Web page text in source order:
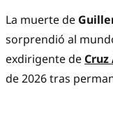
La muerte de
sorprendió al
exdirigente de Cruz
de 2026 tras